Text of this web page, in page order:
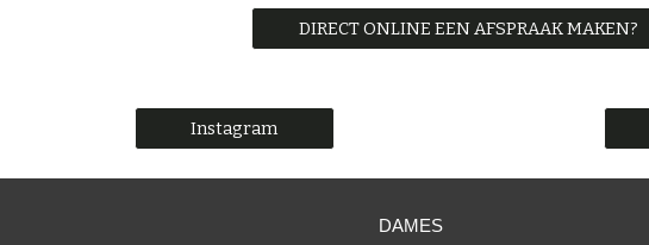
DIRECT ONLINE EEN AFSPRAAK MAKEN?
Instagram
DAMES